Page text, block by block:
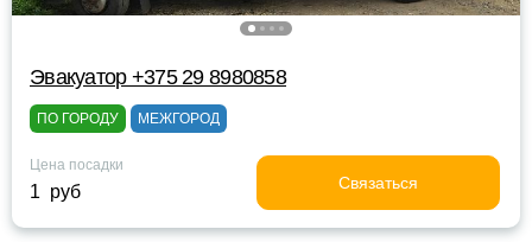
Эвакуатор +375 29 8980858
ПО ГОРОДУ МЕЖГОРОД
Цена посадки
1 руб Связаться